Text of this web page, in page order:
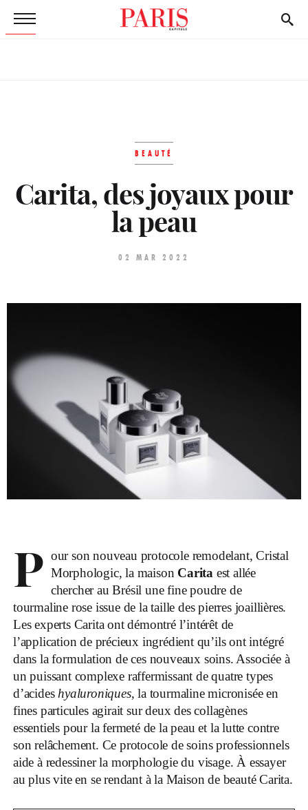
BEAUTÉ
Carita, des joyaux pour
la peau
02 MAR 2022
P our son nouveau protocole remodelant, Cristal
Morphologic, la maison Carita est allée
chercher au Brésil une fine poudre de
tourmaline rose issue de la taille des pierres joaillières.
Les experts Carita ont démontré l’intérêt de
l’application de précieux ingrédient qu’ils ont intégré
dans la formulation de ces nouveaux soins. Associée à
un puissant complexe raffermissant de quatre types
d’acideshyaluroniques, la tourmaline micronisée en
fines particules agirait sur deux des collagènes
essentiels pour la fermeté de la peau et la lutte contre
son relâchement. Ce protocole de soins professionnels
aide à redessiner la morphologie du visage. À essayer
au plus vite en se rendant à la Maison de beauté Carita.